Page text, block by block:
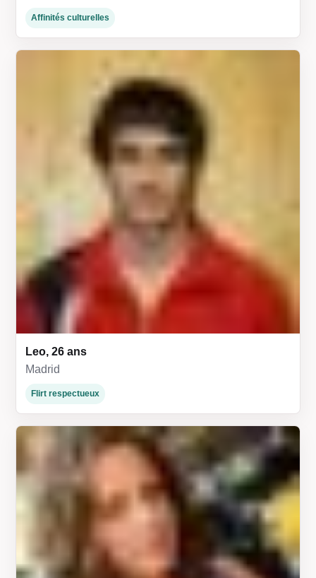
Affinités culturelles
Leo, 26 ans
Madrid
Flirt respectueux